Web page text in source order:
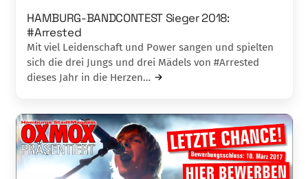
HAMBURG-BANDCONTEST Sieger 2018:
#Arrested
Mit viel Leidenschaft und Power sangen und spielten
sich die drei Jungs und drei Mädels von #Arrested
dieses Jahr in die Herzen…